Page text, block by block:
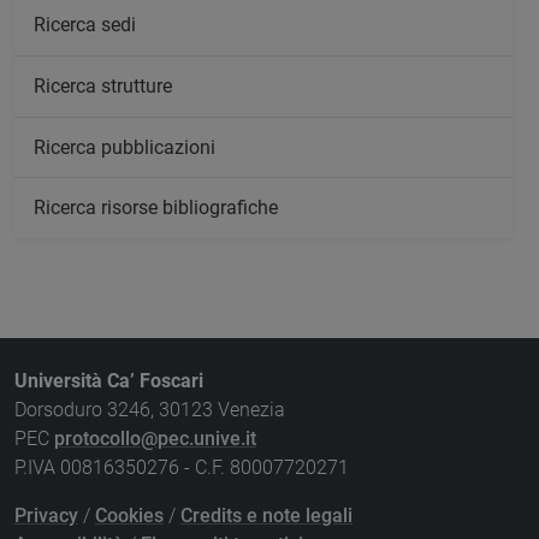
Ricerca sedi
Ricerca strutture
Ricerca pubblicazioni
Ricerca risorse bibliografiche
Università Ca’ Foscari
Dorsoduro 3246, 30123 Venezia
PEC protocollo@pec.unive.it
P.IVA 00816350276 - C.F. 80007720271
Privacy / Cookies / Credits e note legali